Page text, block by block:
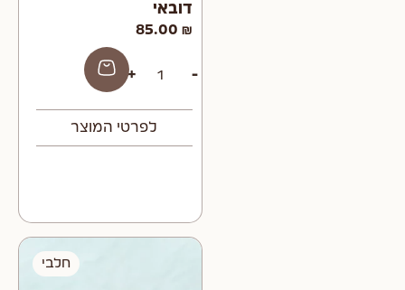
דובאי
85.00 ₪
-
+
לפרטי המוצר
חלבי